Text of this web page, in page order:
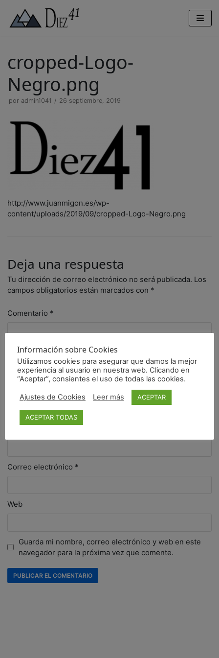
Saltar
al
cropped-Logo-
Negro.png
por admin1041 26 septiembre, 2019
http://www.juanmigon.es/wp-
content/uploads/2019/09/cropped-Logo-Negro.png
Deja una respuesta
Tu dirección de correo electrónico no será publicada. Los
campos obligatorios están marcados con *
Comentario *
Correo electrónico *
Web
Guarda mi nombre, correo electrónico y web en este
navegador para la próxima vez que comente.
Información sobre Cookies
Utilizamos cookies para asegurar que damos la mejor
experiencia al usuario en nuestra web. Clicando en
“Aceptar”, consientes el uso de todas las cookies.
Ajustes de Cookies Leer más ACEPTAR
ACEPTAR TODAS